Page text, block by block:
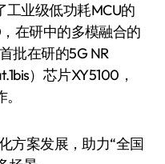
业级低功耗MCU的
在研中的多模融合的
批在研的5G NR
）芯片XY5100，